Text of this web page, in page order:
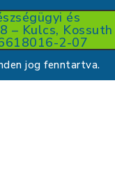
és
– Kulcs, Kossuth
2-07
jog fenntartva.